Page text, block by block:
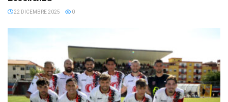
22 DICEMBRE 2025 0